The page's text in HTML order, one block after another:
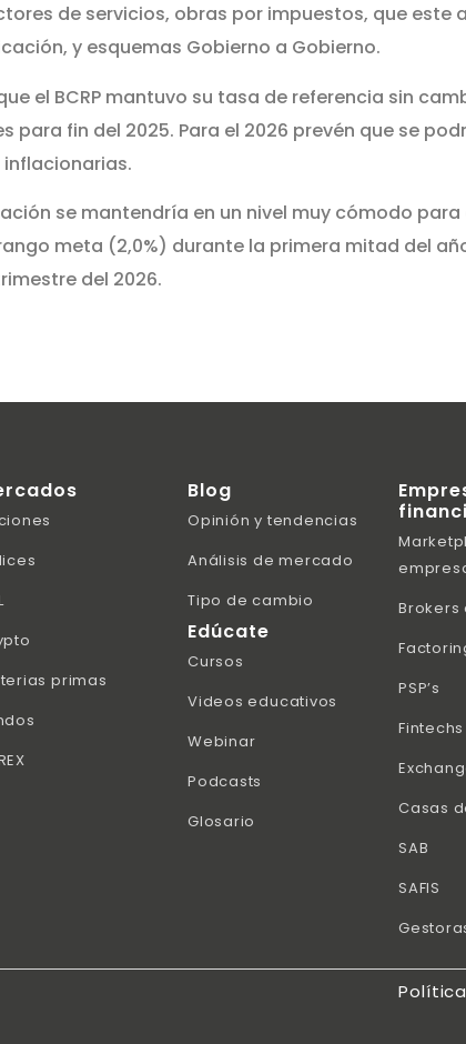
de servicios, obras por impuestos, que este
y esquemas Gobierno a Gobierno.
el BCRP mantuvo su tasa de referencia sin
para fin del 2025. Para el 2026 prevén que se
se mantendría en un nivel muy cómodo para
meta (2,0%) durante la primera mitad del
del 2026.
primas
Blog
Opinión y tendencias
Análisis de mercado
Tipo de cambio
Edúcate
Cursos
Videos educativos
Webinar
Podcasts
Glosario
Brokers
PSP’s
Fintechs
Casas
SAB
SAFIS